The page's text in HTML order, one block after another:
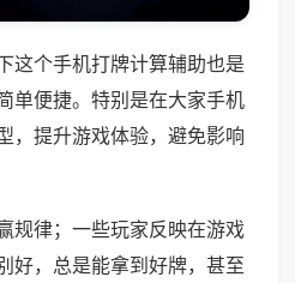
这个手机打牌计算辅助也是
单便捷。特别是在大家手机
，提升游戏体验，避免影响
规律；一些玩家反映在游戏
好，总是能拿到好牌，甚至